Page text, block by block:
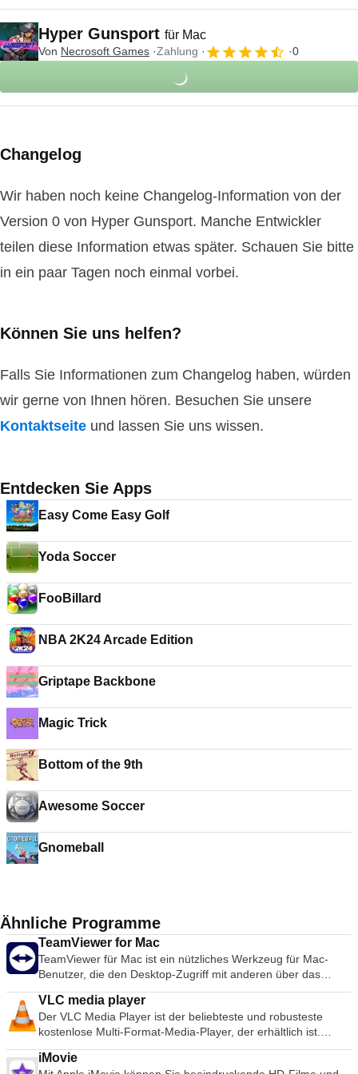
Hyper Gunsport für Mac
Von Necrosoft Games Zahlung 0
Changelog
Wir haben noch keine Changelog-Information von der
Version 0 von Hyper Gunsport. Manche Entwickler
teilen diese Information etwas später. Schauen Sie bitte
in ein paar Tagen noch einmal vorbei.
Können Sie uns helfen?
Falls Sie Informationen zum Changelog haben, würden
wir gerne von Ihnen hören. Besuchen Sie unsere
Kontaktseite und lassen Sie uns wissen.
Entdecken Sie Apps
Easy Come Easy Golf
Yoda Soccer
FooBillard
NBA 2K24 Arcade Edition
Griptape Backbone
Magic Trick
Bottom of the 9th
Awesome Soccer
Gnomeball
Ähnliche Programme
TeamViewer for Mac
TeamViewer für Mac ist ein nützliches Werkzeug für Mac-
Benutzer, die den Desktop-Zugriff mit anderen über das
Internet teilen möchten. Früher ein Werkzeug, das
hauptsächlich von Technikern zur Behebung von Problemen
auf Host-Computern verwendet wurde, wird TeamViewer
heute von Millionen von Anwendern genutzt, um Bildschirme
gemeinsam zu nutzen, auf entfernte Computer zuzugreifen,
zu trainieren und sogar virtuelle Besprechungen
VLC media player
Der VLC Media Player ist der beliebteste und robusteste
kostenlose Multi-Format-Media-Player, der erhältlich ist.
Seine Popularität wurde durch Kompatibilitäts- und Codec-
Probleme gefördert, die konkurrierende Medienplayer wie
iMovie